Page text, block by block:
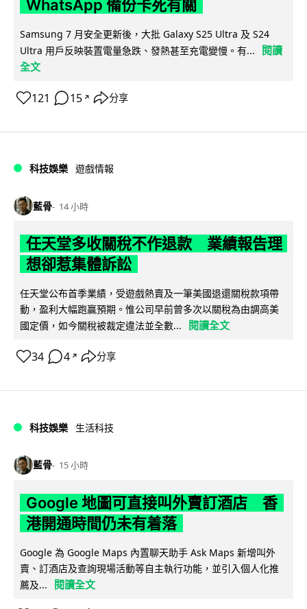
WhatsApp 備份卡死有關
Samsung 7 月安全更新後，大批 Galaxy S25 Ultra 及 S24
Ultra 用戶反映裝置電量急跌、發熱甚至充電變慢。有...
閱讀
全文
121 15 ↗ 分享
科技娛樂 遊戲情報
藍骨 14 小時
任天堂多收關稅不作退款 業績報告理
想卻惹集體訴訟
任天堂公布首季業績，受遊戲熱賣及一筆美國退還關稅款項帶
動，盈利大幅跑贏預期。惟公司早前曾多次以關稅為由調高美
國定價，如今關稅被裁定違法並全數...
閱讀全文
34 4 ↗ 分享
科技娛樂 生活科技
藍骨 15 小時
Google 地圖可直接叫外賣訂酒店 香
港開通時間仍未有着落
Google 為 Google Maps 內置聊天助手 Ask Maps 新增叫外
賣、訂酒店及查詢現場活動等自主執行功能，並引入個人化推
薦及...
閱讀全文